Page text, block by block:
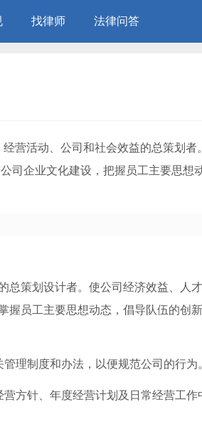
找律师 法律问答
营活动、公司和社会效益的总策划者
司企业文化建设，把握员工主要思想
总策划设计者。使公司经济效益、人
握员工主要思想动态，倡导队伍的创
理制度和办法，以便规范公司的行为
方针、年度经营计划及日常经营工作